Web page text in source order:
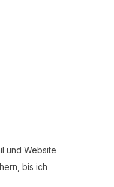
und Website
bis ich